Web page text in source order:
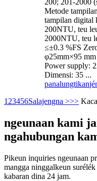
Metode
tampilan digital
200NTU, teu
2000NTU, teu
≤±0.3 %FS
φ25mm×95
Power supply:
Dimensi: 35 ...
panalungtikan
1 23456Salajengna >>>
ngeunaan kami
ngahubungan
Pikeun inquiries ngeunaan
mangga ninggalkeun
kabaran dina 24 jam.